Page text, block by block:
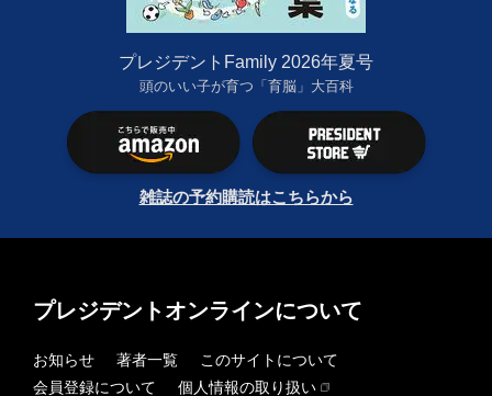
プレジデントFamily 2026年夏号
頭のいい子が育つ「育脳」大百科
雑誌の予約購読はこちらから
プレジデントオンラインについて
お知らせ 著者一覧
このサイトについて
会員登録について
個人情報の取り扱い